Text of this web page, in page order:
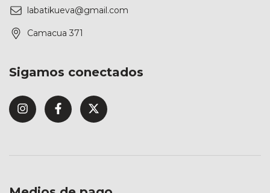
labatikueva@gmail.com
Camacua 371
Sigamos conectados